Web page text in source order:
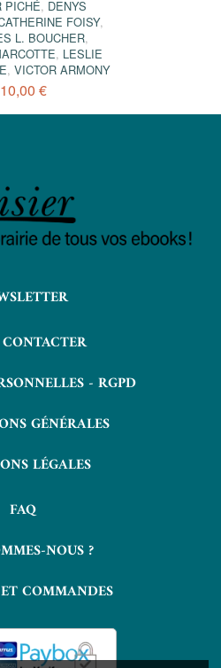
PICHÉ, DENYS
FOISY,
L. BOUCHER,
, LESLIE
, VICTOR ARMONY
10,00 €
- RGPD
GÉNÉRALES
LÉGALES
FAQ
NOUS ?
COMMANDES